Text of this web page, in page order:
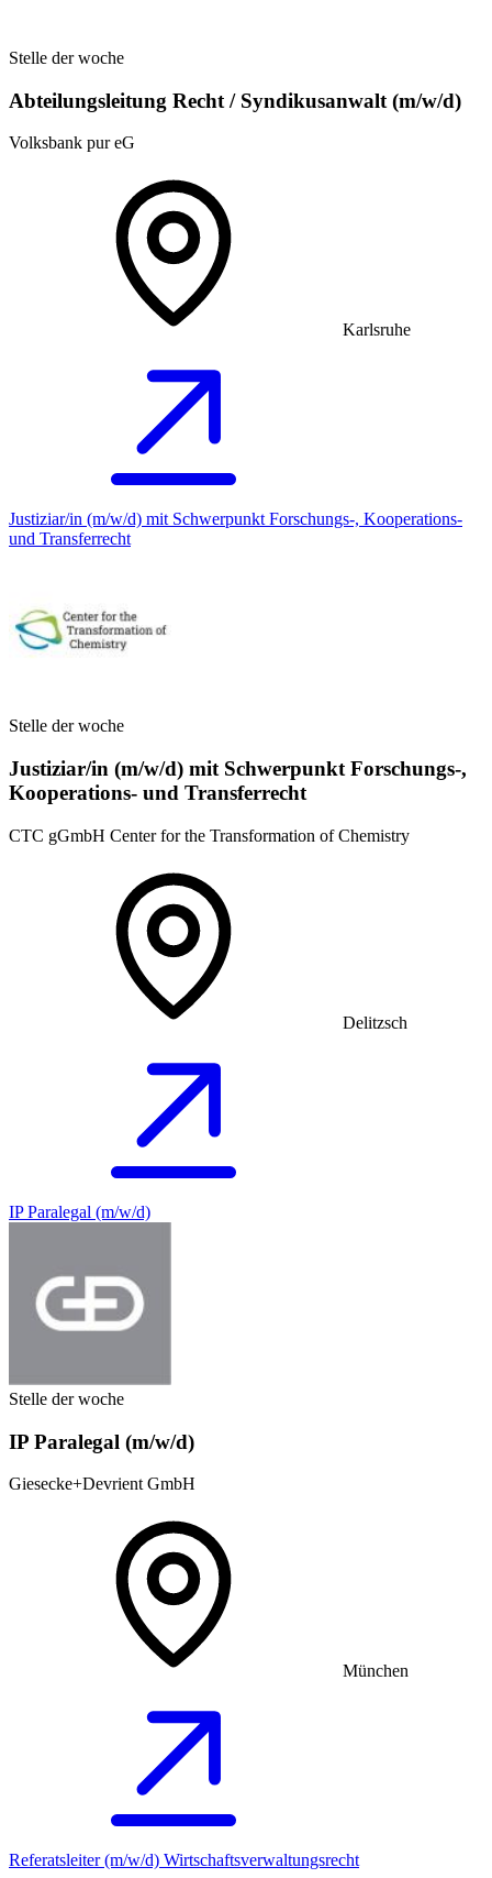
Stelle der woche
Abteilungsleitung Recht / Syndikusanwalt (m/w/d)
Volksbank pur eG
Karlsruhe
Justiziar/in (m/w/d) mit Schwerpunkt Forschungs-, Kooperations-
und Transferrecht
Stelle der woche
Justiziar/in (m/w/d) mit Schwerpunkt Forschungs-,
Kooperations- und Transferrecht
CTC gGmbH Center for the Transformation of Chemistry
Delitzsch
IP Paralegal (m/w/d)
Stelle der woche
IP Paralegal (m/w/d)
Giesecke+Devrient GmbH
München
Referatsleiter (m/w/d) Wirtschaftsverwaltungsrecht